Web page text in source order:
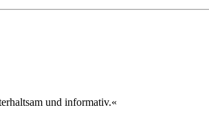
und informativ.«